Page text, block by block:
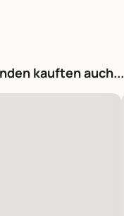
kauften auch...